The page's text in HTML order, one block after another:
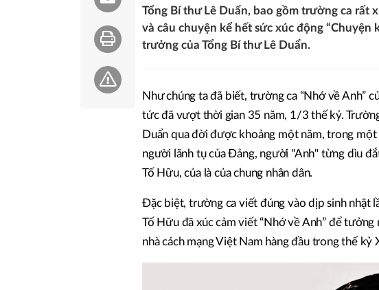
Tổng Bí thư Lê Duẩn, bao gồm trường ca rất
và câu chuyện kể hết sức xúc động “Chuyện
trưởng của Tổng Bí thư Lê Duẩn.
Như chúng ta đã biết, trường ca “Nhớ về Anh”
tức đã vượt thời gian 35 năm, 1/3 thế kỷ.
Duẩn qua đời được khoảng một năm, trong
người lãnh tụ của Đảng, người "Anh" từng dìu
Tố Hữu, của là của chung nhân dân.
Đặc biệt, trường ca viết đúng vào dịp sinh nhật
Tố Hữu đã xúc cảm viết “Nhớ về Anh” để
nhà cách mạng Việt Nam hàng đầu trong thế